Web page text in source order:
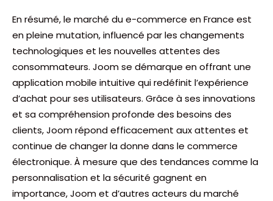
En résumé, le marché du e-commerce en France est
en pleine mutation, influencé par les changements
technologiques et les nouvelles attentes des
consommateurs. Joom se démarque en offrant une
application mobile intuitive qui redéfinit l’expérience
d’achat pour ses utilisateurs. Grâce à ses innovations
et sa compréhension profonde des besoins des
clients, Joom répond efficacement aux attentes et
continue de changer la donne dans le commerce
électronique. À mesure que des tendances comme la
personnalisation et la sécurité gagnent en
importance, Joom et d’autres acteurs du marché